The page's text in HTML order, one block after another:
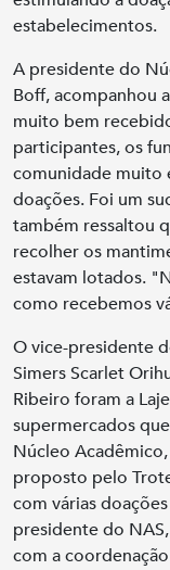
estabelecimentos.
A presidente do
Boff, acompanhou
muito bem
participantes, os
comunidade muito
doações. Foi um
também ressaltou
recolher os
estavam lotados.
como recebemos
O vice-presidente
Simers Scarlet
Ribeiro foram a
supermercados
Núcleo
proposto pelo
com várias
presidente do
com a